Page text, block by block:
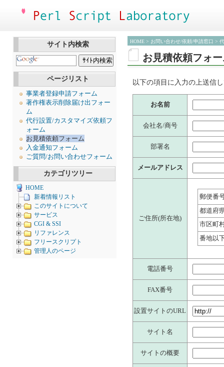
サイト内検索
ページリスト
事業者登録申請フォーム
著作権表示削除届け出フォー
ム
代行設置/カスタマイズ依頼フ
ォーム
お見積依頼フォーム
入金通知フォーム
ご質問/お問い合わせフォーム
カテゴリツリー
HOME
新着情報リスト
このサイトについて
サービス
CGI & SSI
リファレンス
フリースクリプト
管理人のページ
HOME > お問い合わせ/依頼/申請窓口 >
お見積依頼フォ
以下の項目に入力の上送信
お名前
会社名/商号
部署名
メールアドレス
ご住所(所在地)
郵便番
都道府
市区町
番地以
電話番号
FAX番号
設置サイトのURL
サイト名
サイトの概要